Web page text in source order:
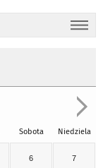
Sobota Niedziela
6 7